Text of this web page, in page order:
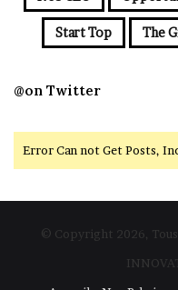
Start Top The
@on Twitter
Error Can not Get Posts,
© Copyright 2026, Tous